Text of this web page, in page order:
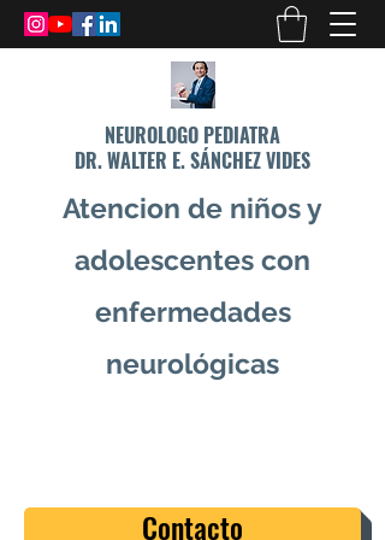
NEUROLOGO PEDIATRA
DR. WALTER E. SÁNCHEZ VIDES
Atencion de niños y
adolescentes con
enfermedades
neurológicas
Contacto